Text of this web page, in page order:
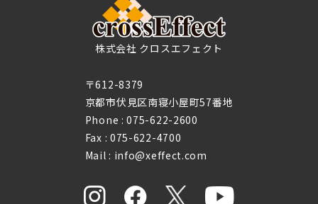
株式会社 クロスエフェクト
〒612-8379
京都市伏見区南寝小屋町57番地
Phone :075-622-2600
Fax : 075-622-4700
Mail : info@xeffect.com